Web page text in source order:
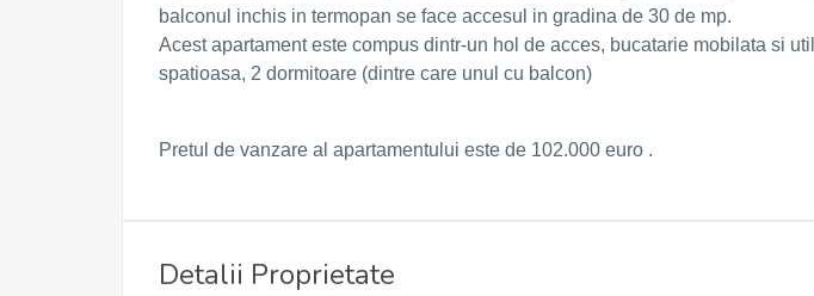
balconul inchis in termopan se face accesul in gradina de 30 de mp.
Acest apartament este compus dintr-un hol de acces, bucatarie mobilata si
spatioasa, 2 dormitoare (dintre care unul cu balcon)
Pretul de vanzare al apartamentului este de 102.000 euro .
Detalii Proprietate